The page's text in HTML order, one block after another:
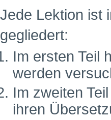
Jede Lektion ist
gegliedert:
Im ersten Teil
werden
Im zweiten
ihren